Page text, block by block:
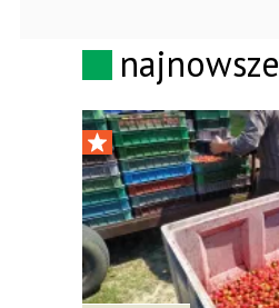
najnowsze